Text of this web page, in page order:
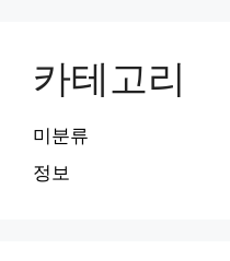
카테고리
미분류
정보